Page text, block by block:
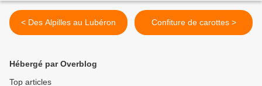
< Des Alpilles au Lubéron Confiture de carottes >
Hébergé par Overblog
Top articles